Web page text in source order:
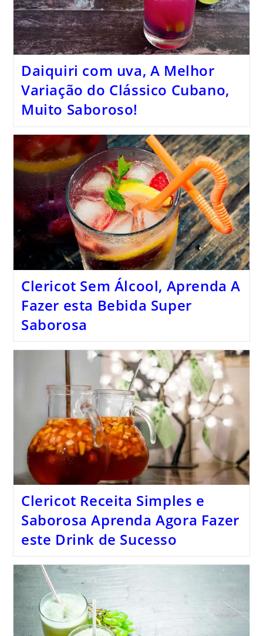
Daiquiri com uva, A Melhor
Variação do Clássico Cubano,
Muito Saboroso!
Clericot Sem Álcool, Aprenda A
Fazer esta Bebida Super
Saborosa
Clericot Receita Simples e
Saborosa Aprenda Agora Fazer
este Drink de Sucesso